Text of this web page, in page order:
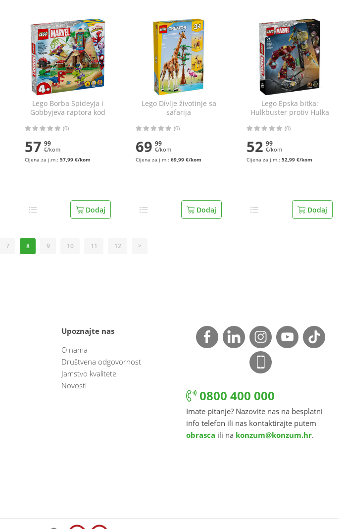
Lego Borba Spideyja i
Gobbyjeva raptora kod
(0)
57 99
€/kom
Cijena za j.m.: 57,99 €/kom
Dodaj
Lego Divlje životinje sa
safarija
(0)
69 99
€/kom
Cijena za j.m.: 69,99 €/kom
Dodaj
Lego Epska bitka:
Hulkbuster protiv Hulka
(0)
52 99
€/kom
Cijena za j.m.: 52,99 €/kom
Dodaj
7 8 9 10 11 12 >
Upoznajte nas
O nama
Društvena odgovornost
Jamstvo kvalitete
Novosti
0800 400 000
Imate pitanje? Nazovite nas na besplatni
info telefon ili nas kontaktirajte putem
obrasca ili na konzum@konzum.hr.